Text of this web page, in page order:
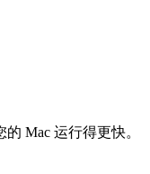
Mac 运行得更快。